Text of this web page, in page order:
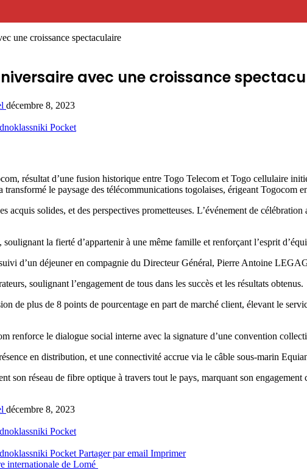
une croissance spectaculaire
avec une croissance
décembre 8, 2023
Pocket
résultat d’une fusion historique entre Togo Telecom et Togo cellulaire
le paysage des télécommunications togolaises, érigeant Togocom
acquis solides, et des perspectives prometteuses. L’événement de
la fierté d’appartenir à une même famille et renforçant l’esprit
d’un déjeuner en compagnie du Directeur Général, Pierre Antoine
soulignant l’engagement de tous dans les succès et les résultats obtenus.
de plus de 8 points de pourcentage en part de marché client, élevant le
renforce le dialogue social interne avec la signature d’une convention
en distribution, et une connectivité accrue via le câble sous-marin
son réseau de fibre optique à travers tout le pays, marquant son
décembre 8, 2023
Pocket
Pocket Partager par email Imprimer
internationale de Lomé